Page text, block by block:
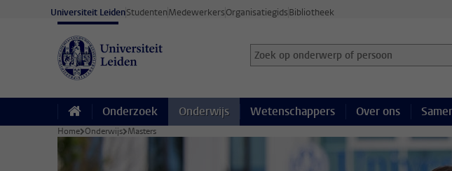
Ga direct naar de inhoud
Universiteit LeidenStudentenMedewerkersOrganisatiegidsBibliotheek
Zoek op onderwerp of persoon en selecteer
Zoekterm
Onderzoek Onderwijs Wetenschappers Over ons
Home Onderwijs Masters